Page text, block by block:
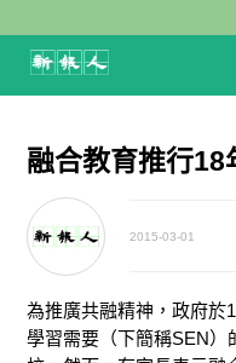
融合教育推行18
2015-03-01
為推廣共融精神，政府於
學習需要（下簡稱SEN）